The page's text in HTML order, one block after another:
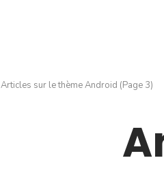
Articles sur le thèmeAndroid (Page 3)